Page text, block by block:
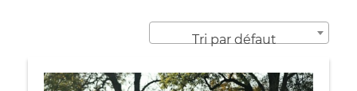
Tri par défaut